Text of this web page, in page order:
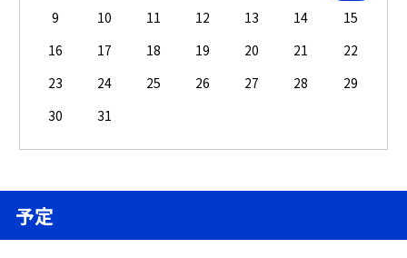
9
10 11 12 13 14
15
16
17 18 19 20 21
22
23
24 25 26 27 28
29
30
31
予定